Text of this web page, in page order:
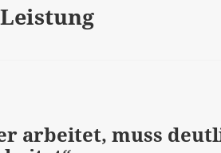
Leistung
arbeitet, muss